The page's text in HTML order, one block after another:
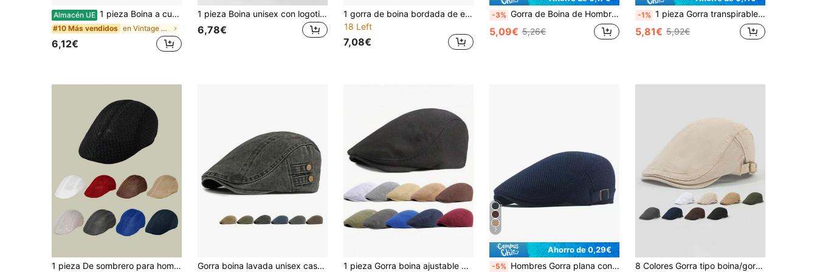
Almacén UE 1 pieza Boina a cuadros para hombre, gorra Snapback de moda callejera y vanguardista, gorra casual cálida adecuada para otoño/invierno, negocios y fiestas
#10 Más vendidos en Vintage Boinas para hombre
6,12€
1 pieza Boina unisex con logotipo de marca de streetwear japonesa, sombrero bucket reversible de hip-hop, accesorio cálido para otoño e invierno
6,78€
1 gorra de boina bordada de estilo retro para hombre, gorro de sol ajustable y de moda para primavera/verano
18 Left
7,08€
-3% Gorra de Boina de Hombre, Gorra Clásica de Boina, Gorra Boina Casual Retro, Mezcla de Lana Gruesa de Espiga
5,09€ 5,26€
-1% 1 pieza Gorra transpirable de malla para hombres ajustable, boina de moda al aire libre adecuada para viajes de primavera y otoño, turismo y fiestas en la playa
5,81€ 5,92€
1 pieza De sombrero para hombre adelante de moda de malla unicolor color, transpirable, adecuado para usar a diario en primavera y verano Gorra boina lavada unisex casual tipo béisbol estilo británico vintage newsboy desgastada 1 pieza Gorra boina ajustable de unicolor unisex estilo newsboy Lvy Painter
7
Ahorro de 0,29€
-5% Hombres Gorra plana con diseño de hebilla 8 Colores Gorra tipo boina/gorro de periódico reversible para hombres y mujeres
#5 Más vendidos
en Vintage Boinas para hombre
(500+)